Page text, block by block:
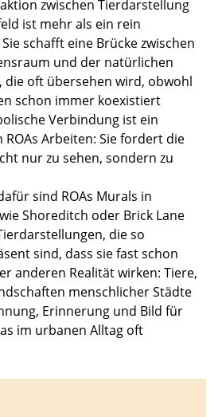
zwischen Tierdarstellung
ist mehr als ein rein
schafft eine Brücke zwischen
und der natürlichen
die oft übersehen wird, obwohl
schon immer koexistiert
Verbindung ist ein
ROAs Arbeiten: Sie fordert die
nur zu sehen, sondern zu
sind ROAs Murals in
Shoreditch oder Brick Lane
die so
sind, dass sie fast schon
anderen Realität wirken: Tiere,
menschlicher Städte
Erinnerung und Bild für
im urbanen Alltag oft